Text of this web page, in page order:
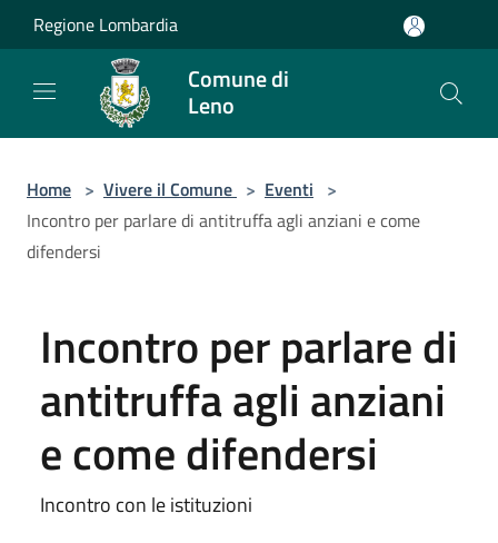
Salta al contenuto principale
Regione Lombardia
Comune di
Leno
Home > Vivere il Comune > Eventi >
Incontro per parlare di antitruffa agli anziani e come
difendersi
Incontro per parlare di
antitruffa agli anziani
e come difendersi
Incontro con le istituzioni